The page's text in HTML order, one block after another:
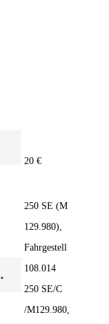
20 €
250 SE (M
129.980),
Fahrgestell
108.014
250 SE/C
/M129.980,